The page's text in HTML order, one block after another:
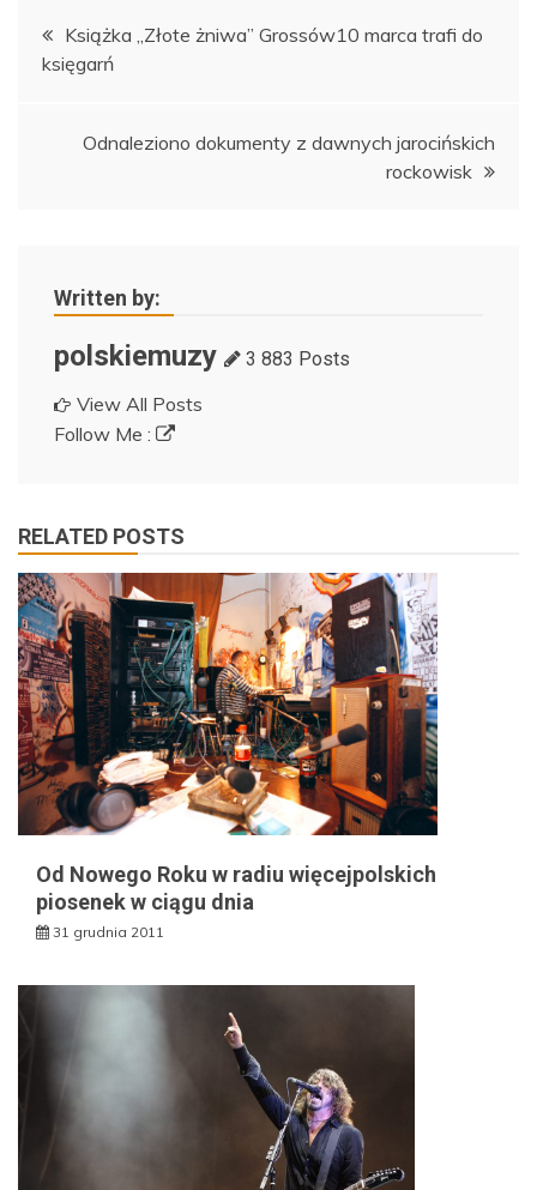
Nawigacja
wpisu
Książka „Złote żniwa” Grossów10 marca trafi do
księgarń
Odnaleziono dokumenty z dawnych jarocińskich
rockowisk
Written by:
polskiemuzy 3 883 Posts
View All Posts
Follow Me :
RELATED POSTS
Od Nowego Roku w radiu więcejpolskich
piosenek w ciągu dnia
31 grudnia 2011